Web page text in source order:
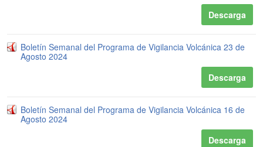
Descarga
Boletín Semanal del Programa de Vigilancia Volcánica 23 de
Agosto 2024
Descarga
Boletín Semanal del Programa de Vigilancia Volcánica 16 de
Agosto 2024
Descarga